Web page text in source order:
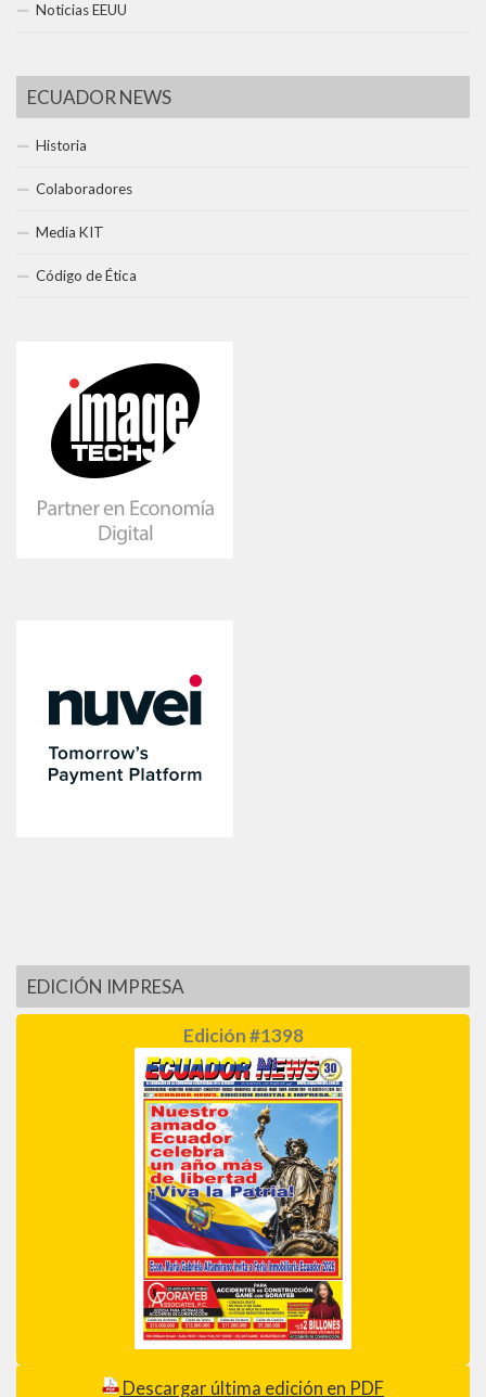
Noticias EEUU
ECUADOR NEWS
Historia
Colaboradores
Media KIT
Código de Ética
EDICIÓN IMPRESA
Edición #1398
Descargar última edición en PDF